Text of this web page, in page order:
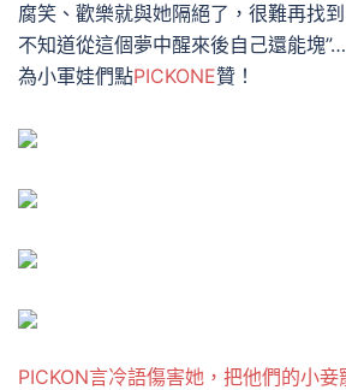
腐笑、歡樂就與她隔絕了，很難再找
不知道從這個夢中醒來後自己還能塊
為小軍娃們點PICKONE贊！
PICKON言冷語傷害她，把他們的小妾